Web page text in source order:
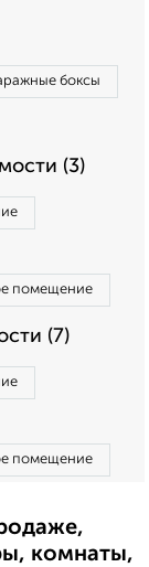
боксы
(3)
помещение
(7)
помещение
комнаты,